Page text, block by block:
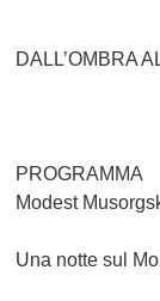
DALL’OMBRA
PROGRAMMA
Modest
Una notte sul